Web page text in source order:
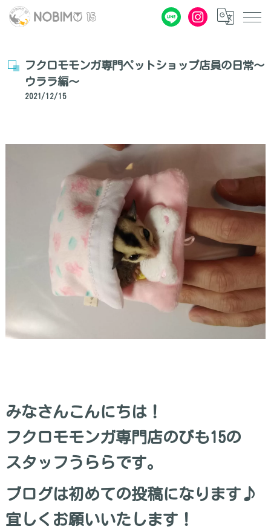
フクロモモンガ専門ペットショップ店員の日常～
ウララ編～
2021/12/15
みなさんこんにちは！
フクロモモンガ専門店のびも15の
スタッフうららです。
ブログは初めての投稿になります♪
宜しくお願いいたします！